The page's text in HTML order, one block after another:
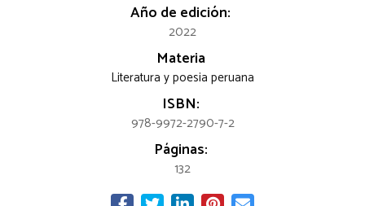
Año de edición:
2022
Materia
Literatura y poesia peruana
ISBN:
978-9972-2790-7-2
Páginas:
132